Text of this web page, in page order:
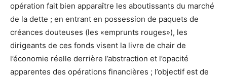
opération fait bien apparaître les aboutissants du marché
de la dette ; en entrant en possession de paquets de
créances douteuses (les «emprunts rouges»), les
dirigeants de ces fonds visent la livre de chair de
l’économie réelle derrière l’abstraction et l’opacité
apparentes des opérations financières ; l’objectif est de